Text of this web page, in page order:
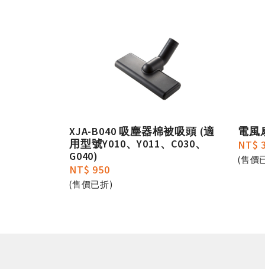
XJA-B040 吸塵器棉被吸頭 (適
用型號Y010、Y011、C030、
G040)
NT$ 950
(售價已折)
電風
NT$
(售價